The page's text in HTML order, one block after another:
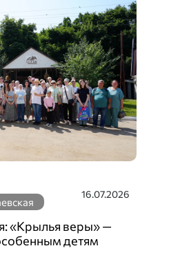
16.07.2026
«Крылья веры» —
детям